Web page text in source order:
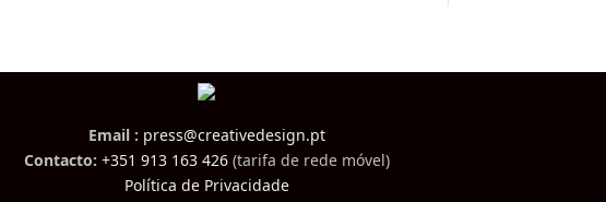
Email : press@creativedesign.pt
Contacto: +351 913 163 426(tarifa de rede móvel)
Política de Privacidade